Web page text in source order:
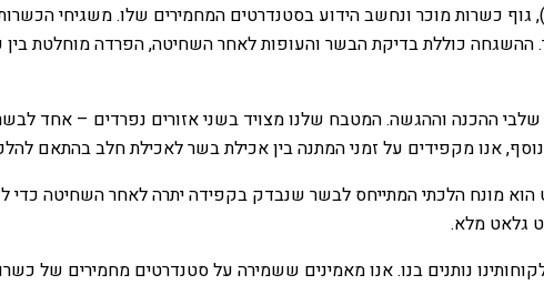
גוף כשרות מוכר ונחשב הידוע בסטנדרטים המחמירים שלו. משגיחי
ההשגחה כוללת בדיקת הבשר והעופות לאחר השחיטה, הפרדה מוחלטת
ההכנה וההגשה. המטבח שלנו מצויד בשני אזורים נפרדים – אחד
אנו מקפידים על זמני המתנה בין אכילת בשר לאכילת חלב בהתאם
הוא מונח הלכתי המתייחס לבשר שנבדק בקפידה יתרה לאחר השחיטה
גלאט מלא.
נותנים בנו. אנו מאמינים ששמירה על סטנדרטים מחמירים של